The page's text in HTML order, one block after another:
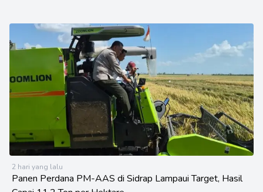
2 hari yang lalu
Panen Perdana PM-AAS di Sidrap Lampaui Target, Hasil